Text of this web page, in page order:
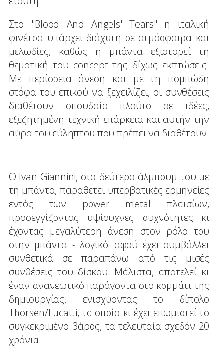
Στο "Blood And Angels' Tears" η ιταλική
φινέτσα υπάρχει διάχυτη σε ατμόσφαιρα και
μελωδίες, καθώς η μπάντα εξιστορεί τη
θεματική του concept της δίχως εκπτώσεις.
Με περίσσεια άνεση και με τη πομπώδη
στόφα του επικού να ξεχειλίζει, οι συνθέσεις
διαθέτουν σπουδαίο πλούτο σε ιδέες,
εξεζητημένη τεχνική επάρκεια και αυτήν την
αύρα του εύληπτου που πρέπει να διαθέτουν.
Ο Ivan Giannini, στο δεύτερο άλμπουμ του με
τη μπάντα, παραθέτει υπερβατικές ερμηνείες
εντός των power metal πλαισίων,
προσεγγίζοντας υψίσυχνες συχνότητες κι
έχοντας μεγαλύτερη άνεση στον ρόλο του
στην μπάντα - λογικό, αφού έχει συμβάλλει
συνθετικά σε παραπάνω από τις μισές
συνθέσεις του δίσκου. Μάλιστα, αποτελεί κι
έναν ανανεωτικό παράγοντα στο κομμάτι της
δημιουργίας, ενισχύοντας το δίπολο
Thorsen/Lucatti, το οποίο κι έχει επωμιστεί το
συγκεκριμένο βάρος, τα τελευταία σχεδόν 20
χρόνια.